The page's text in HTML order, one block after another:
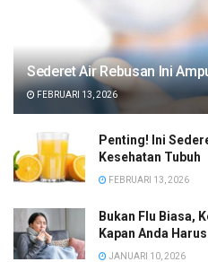
Sederet Air Rebusan Ini
FEBRUARI 13, 2026
Penting! Ini
Kesehatan Tubuh
FEBRUARI 13, 2026
Bukan Flu Biasa,
Kapan Anda
JANUARI 10, 2026